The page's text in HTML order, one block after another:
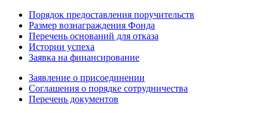
Порядок предоставления поручительств
Размер вознаграждения Фонда
Перечень оснований для отказа
Истории успеха
Заявка на финансирование
Заявление о присоединении
Соглашения о порядке сотрудничества
Перечень документов